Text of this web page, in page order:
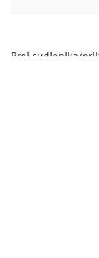
Broj sudionika/